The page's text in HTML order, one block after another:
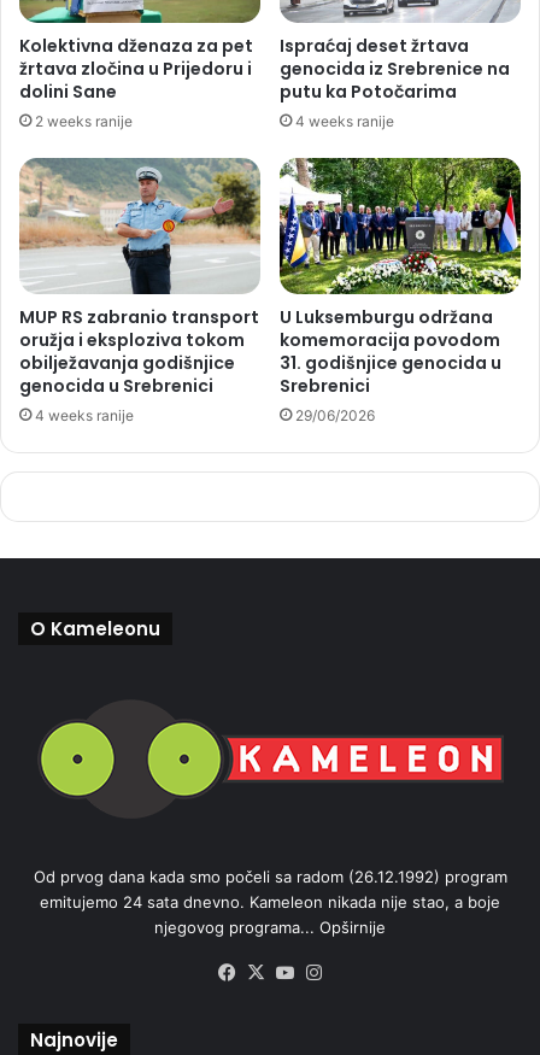
Kolektivna dženaza za pet
žrtava zločina u Prijedoru i
dolini Sane
2 weeks ranije
Ispraćaj deset žrtava
genocida iz Srebrenice na
putu ka Potočarima
4 weeks ranije
MUP RS zabranio transport
oružja i eksploziva tokom
obilježavanja godišnjice
genocida u Srebrenici
4 weeks ranije
U Luksemburgu održana
komemoracija povodom
31. godišnjice genocida u
Srebrenici
29/06/2026
O Kameleonu
Od prvog dana kada smo počeli sa radom (26.12.1992) program
emitujemo 24 sata dnevno. Kameleon nikada nije stao, a boje
njegovog programa... Opširnije
Facebook
X YouTube
Najnovije